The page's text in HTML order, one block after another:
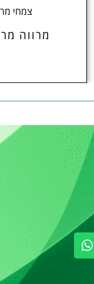
צמחי
מרווה